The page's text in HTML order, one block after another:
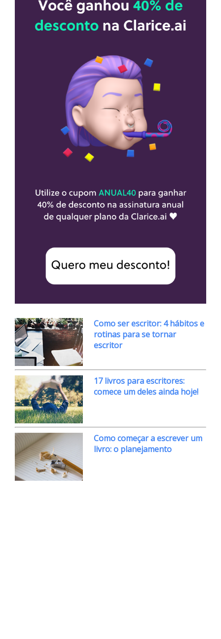
Como ser escritor: 4 hábitos e
rotinas para se tornar
escritor
17 livros para escritores:
comece um deles ainda hoje!
Como começar a escrever um
livro: o planejamento